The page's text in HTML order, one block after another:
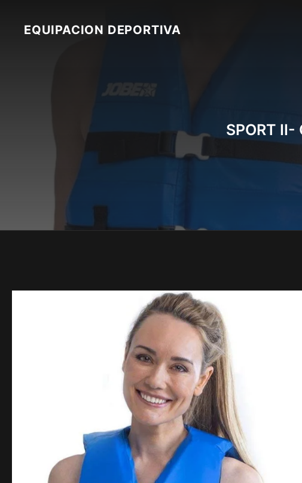
contentEQUIPACION DEPORTIVA
SPORT II-